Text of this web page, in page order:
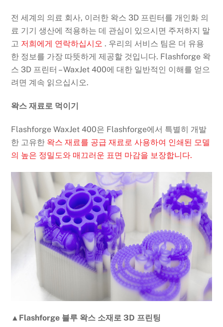
전 세계의 의료 회사, 이러한 왁스 3D 프린터를 개인화 의
료 기기 생산에 적용하는 데 관심이 있으시면 주저하지 말
고 저희에게 연락하십시오 . 우리의 서비스 팀은 더 유용
한 정보를 가장 따뜻하게 제공할 것입니다. Flashforge 왁
스 3D 프린터 – WaxJet 400에 대한 일반적인 이해를 얻으
려면 계속 읽으십시오.
왁스 재료로 먹이기
Flashforge WaxJet 400은 Flashforge에서 특별히 개발
한 고유한 왁스 재료를 공급 재료로 사용하여 인쇄된 모델
의 높은 정밀도와 매끄러운 표면 마감을 보장합니다.
▲Flashforge 블루 왁스 소재로 3D 프린팅